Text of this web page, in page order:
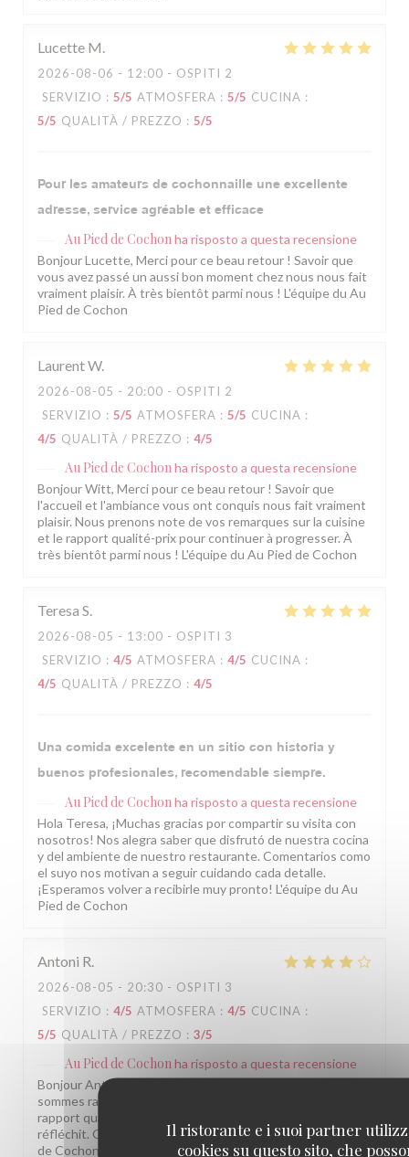
Il ristorante e i suoi partner
cookies su questo sito, che
Lucette M
2026-08-06 - 12:00 - OSPITI 2
SERVIZIO : 5/5 ATMOSFERA : 5/5 CUCINA :
5/5 QUALITÀ / PREZZO : 5/5
Pour les amateurs de cochonnaille une excellente
adresse, service agréable et efficace
Au Pied de Cochonha risposto a questa recensione
Bonjour Lucette, Merci pour ce beau retour ! Savoir que
vous avez passé un aussi bon moment chez nous nous fait
vraiment plaisir. À très bientôt parmi nous ! L'équipe du Au
Pied de Cochon
LaurentW
2026-08-05 - 20:00 - OSPITI 2
SERVIZIO : 5/5 ATMOSFERA : 5/5 CUCINA :
4/5 QUALITÀ / PREZZO : 4/5
Au Pied de Cochonha risposto a questa recensione
Bonjour Witt, Merci pour ce beau retour ! Savoir que
l'accueil et l'ambiance vous ont conquis nous fait vraiment
plaisir. Nous prenons note de vos remarques sur la cuisine
et le rapport qualité-prix pour continuer à progresser. À
très bientôt parmi nous ! L'équipe du Au Pied de Cochon
Teresa S
2026-08-05 - 13:00 - OSPITI 3
SERVIZIO : 4/5 ATMOSFERA : 4/5 CUCINA :
4/5 QUALITÀ / PREZZO : 4/5
Una comida excelente en un sitio con historia y
buenos profesionales, recomendable siempre.
Au Pied de Cochonha risposto a questa recensione
Hola Teresa, ¡Muchas gracias por compartir su visita con
nosotros! Nos alegra saber que disfrutó de nuestra cocina
y del ambiente de nuestro restaurante. Comentarios como
el suyo nos motivan a seguir cuidando cada detalle.
¡Esperamos volver a recibirle muy pronto! L'équipe du Au
Pied de Cochon
Antoni R
2026-08-05 - 20:30 - OSPITI 3
SERVIZIO : 4/5 ATMOSFERA : 4/5 CUCINA :
5/5 QUALITÀ / PREZZO : 3/5
Au Pied de Cochonha risposto a questa recensione
Bonjour Antoni, Merci pour ce retour sincère ! Nous
sommes ravis que la cuisine vous ait autant plu. Pour le
rapport qualité/prix, on entend votre remarque et on y
réfléchit. On espère vous revoir bientôt ! L'équipe Au Pied
de Cochon, Paris 1